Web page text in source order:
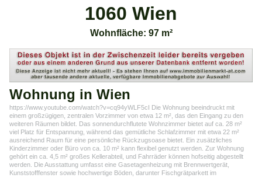
1060 Wien
Wohnfläche: 97 m²
Wohnung in Wien
https://www.youtube.com/watch?v=cq94yWLF5cI Die Wohnung beeindruckt mit
einem großzügigen, zentralen Vorzimmer von etwa 12 m², das den Eingang zu den
weiteren Räumen bildet. Das sonnendurchflutete Wohnzimmer bietet auf ca. 28 m²
viel Platz für Entspannung, während das gemütliche Schlafzimmer mit etwa 22 m²
ausreichend Raum für eine persönliche Rückzugsoase bietet. Ein zusätzliches
Kinderzimmer oder Büro von ca. 10 m² kann flexibel genutzt werden. Zur Wohnung
gehört ein ca. 4,5 m² großes Kellerabteil, und Fahrräder können hofseitig abgestellt
werden. Die Ausstattung umfasst eine Gasetagenheizung mit Brennwertgerät,
Kunststofffenster sowie hochwertige Böden, darunter Fischgrätparkett im